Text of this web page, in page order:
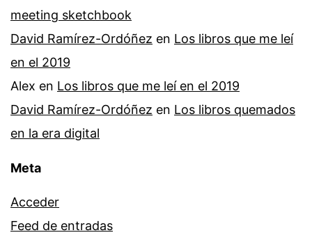
meeting sketchbook
David Ramírez-Ordóñez en Los libros que me leí
en el 2019
Alex en Los libros que me leí en el 2019
David Ramírez-Ordóñez en Los libros quemados
en la era digital
Meta
Acceder
Feed de entradas